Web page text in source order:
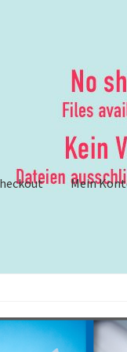
Mein
– Brother ScanNCut: